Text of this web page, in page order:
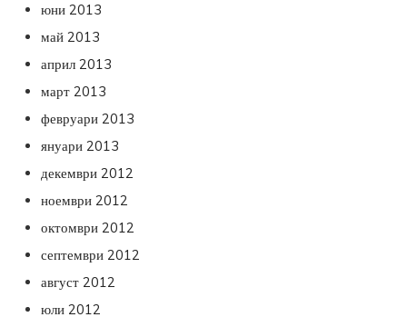
юни 2013
май 2013
април 2013
март 2013
февруари 2013
януари 2013
декември 2012
ноември 2012
октомври 2012
септември 2012
август 2012
юли 2012